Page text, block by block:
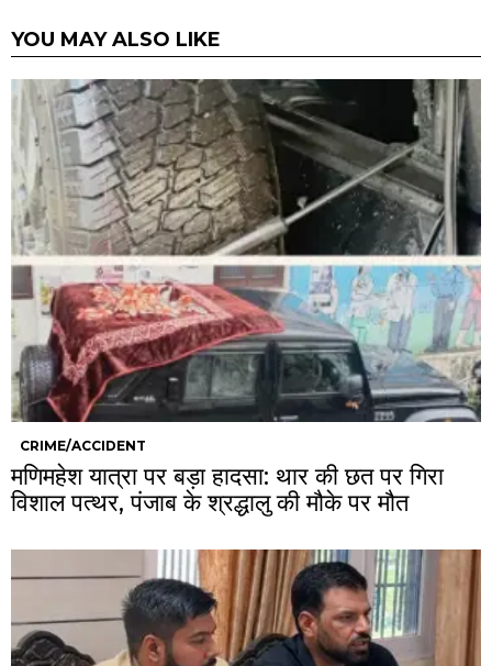
YOU MAY ALSO LIKE
CRIME/ACCIDENT
मणिमहेश यात्रा पर बड़ा हादसा: थार की छत पर गिरा
विशाल पत्थर, पंजाब के श्रद्धालु की मौके पर मौत